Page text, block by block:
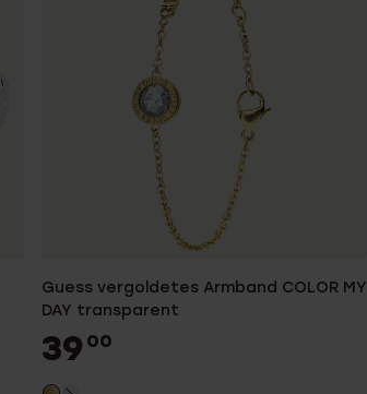
Guess vergoldetes Armband COLOR MY
DAY transparent
39 00